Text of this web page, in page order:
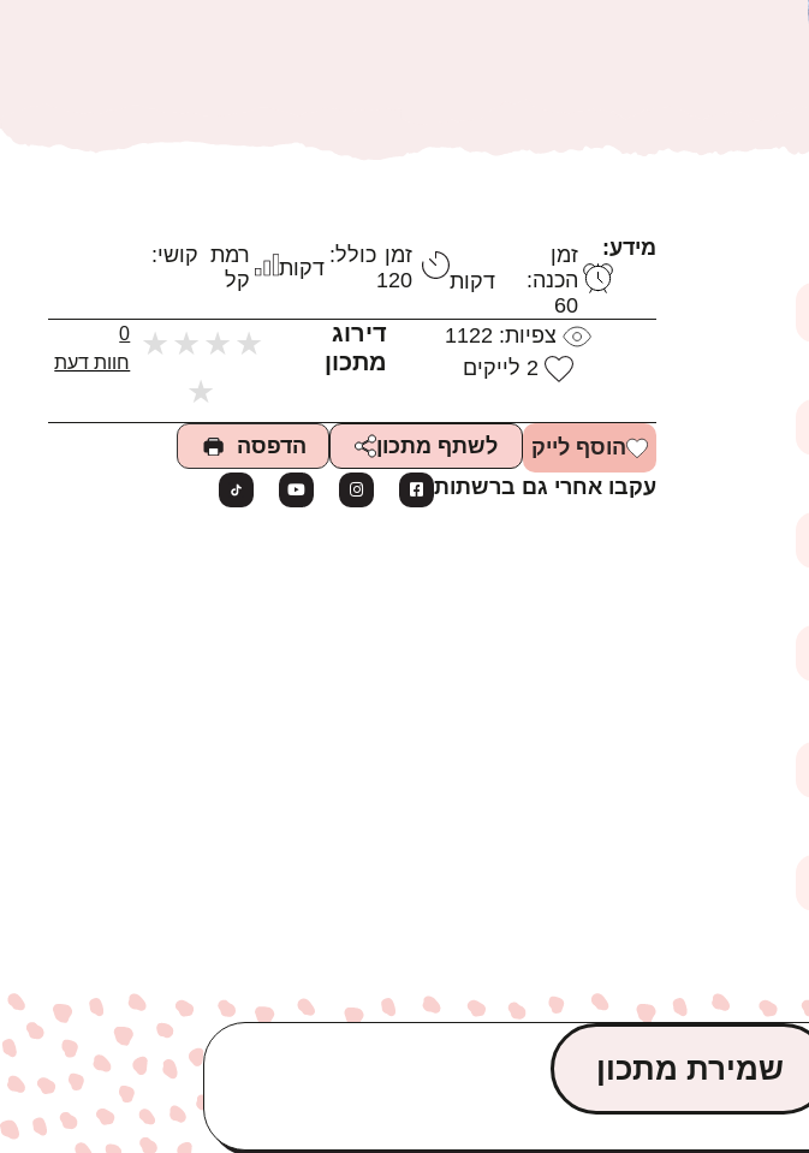
מידע:
זמן
הכנה:
60
דקות
זמן כולל:
120
דקות
רמת קושי:
קל
צפיות:1122
2 לייקים
דירוג
מתכון
★
★
★
★
★
0
חוות דעת
הוסף לייק לשתף מתכון
הדפסה
עקבו אחרי גם ברשתות
שמירת מתכון